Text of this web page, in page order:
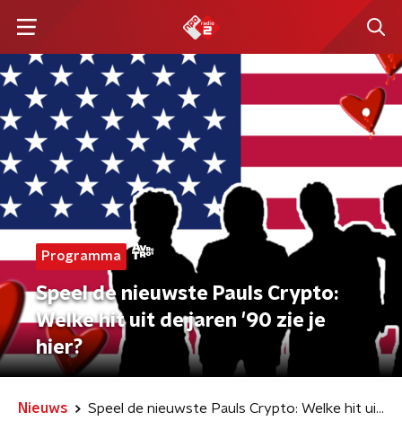
Programma
Speel de nieuwste Pauls Crypto:
Welke hit uit de jaren '90 zie je
hier?
Nieuws Speel de nieuwste Pauls Crypto: Welke hit uit de jaren '90 zie je hier?